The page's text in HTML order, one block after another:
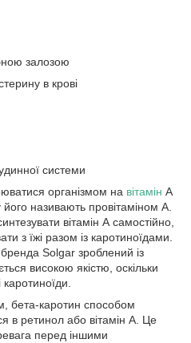
залозою
в крові
системи
організмом на вітамін А
називають провітаміном А.
вітамін А самостійно,
з їжі разом із каротиноїдами.
Solgar зроблений із
високою якістю, оскільки
каротиноїди.
бета-каротин способом
в ретинол або вітамін А. Це
перед іншими